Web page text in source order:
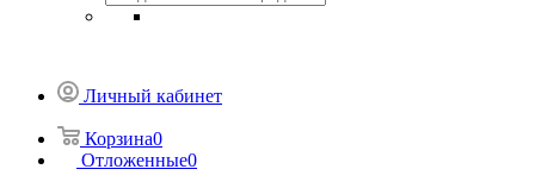
Личный кабинет
Корзина0
Отложенные0